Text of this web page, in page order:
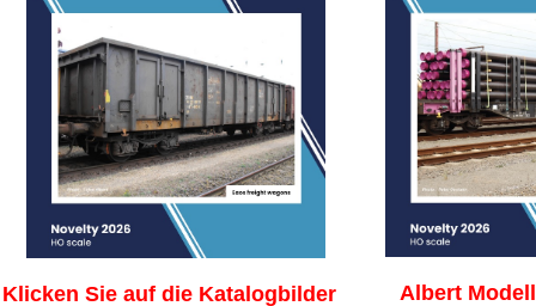
Klicken Sie auf die Katalogbilder Albert